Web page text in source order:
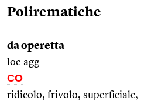
Polirematiche
da operetta
loc.agg.
CO
ridicolo, frivolo, superficiale,